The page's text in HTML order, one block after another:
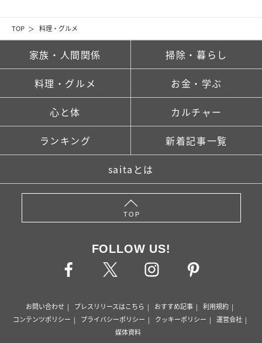
TOP 料理・グルメ
家族・人間関係 掃除・暮らし
料理・グルメ お金・学ぶ
心と体 カルチャー
ランキング 新着記事一覧
saitaとは
TOP
FOLLOW US!
お問い合わせ プレスリリースはこちら おすすめ記事
利用規約
コンテンツポリシー
プライバシーポリシー クッキーポリシー
運営会社
媒体資料